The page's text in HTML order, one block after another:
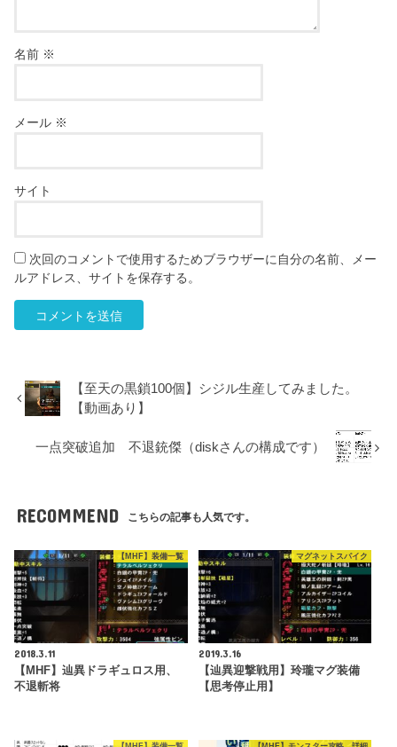
名前 ※
メール ※
サイト
次回のコメントで使用するためブラウザーに自分の名前、メー
ルアドレス、サイトを保存する。
【至天の黒鎖100個】シジル生産してみました。
【動画あり】
一点突破追加 不退銃傑（diskさんの構成です）
RECOMMEND こちらの記事も人気です。
【MHF】装備一覧
2018.3.11
【MHF】辿異ドラギュロス用、
不退斬将
マグネットスパイク
2019.3.16
【辿異迎撃戦用】玲瓏マグ装備
【思考停止用】